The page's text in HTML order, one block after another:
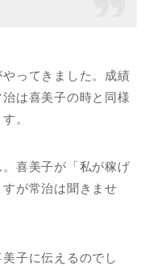
ってきました。成績
は喜美子の時と同様
。
喜美子が「私が稼げ
が常治は聞きませ
子に伝えるのでし